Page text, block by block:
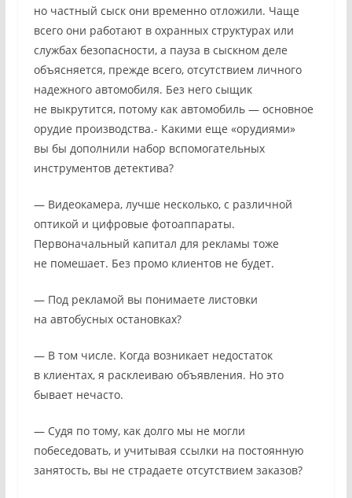
но частный сыск они временно отложили. Чаще
всего они работают в охранных структурах или
службах безопасности, а пауза в сыскном деле
объясняется, прежде всего, отсутствием личного
надежного автомобиля. Без него сыщик
не выкрутится, потому как автомобиль — основное
орудие производства.- Какими еще «орудиями»
вы бы дополнили набор вспомогательных
инструментов детектива?
— Видеокамера, лучше несколько, с различной
оптикой и цифровые фотоаппараты.
Первоначальный капитал для рекламы тоже
не помешает. Без промо клиентов не будет.
— Под рекламой вы понимаете листовки
на автобусных остановках?
— В том числе. Когда возникает недостаток
в клиентах, я расклеиваю объявления. Но это
бывает нечасто.
— Судя по тому, как долго мы не могли
побеседовать, и учитывая ссылки на постоянную
занятость, вы не страдаете отсутствием заказов?